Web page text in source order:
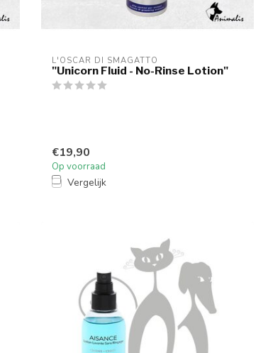
L'OSCAR DI SMAGATTO
"Unicorn Fluid - No-Rinse Lotion"
€19,90
Op voorraad
Vergelijk